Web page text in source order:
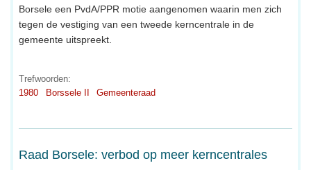
Borsele een PvdA/PPR motie aangenomen waarin men zich
tegen de vestiging van een tweede kerncentrale in de
gemeente uitspreekt.
Trefwoorden:
1980
Borssele II Gemeenteraad
Raad Borsele: verbod op meer kerncentrales